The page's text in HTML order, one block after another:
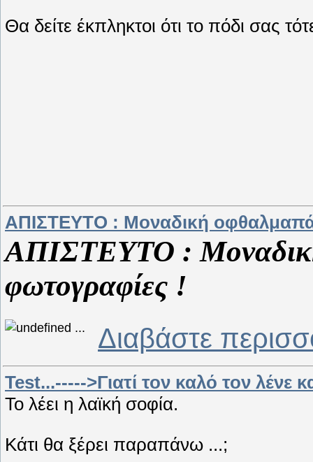
Θα δείτε έκπληκτοι ότι το πόδι σας
ΑΠΙΣΤΕΥΤΟ : Μοναδική
ΑΠΙΣΤΕΥΤΟ :
φωτογραφίες !
... Διαβάστε
Test...----->Γιατί τον καλό τον λένε
Το λέει η λαϊκή σοφία.
Κάτι θα ξέρει παραπάνω ...;